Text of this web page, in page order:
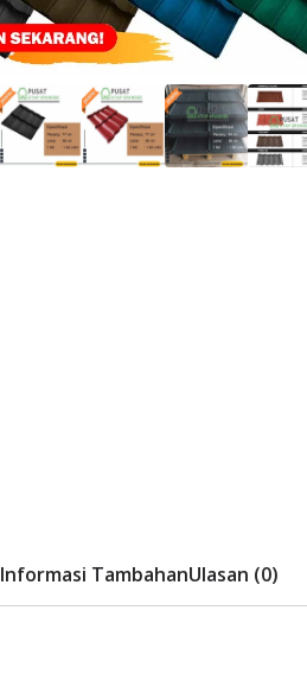
Informasi TambahanUlasan (0)